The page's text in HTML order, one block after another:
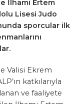
İlhami Ertem
Lisesi Judo
sporcular ilk
Valisi Ekrem
katkılarıyla
ve faaliyete